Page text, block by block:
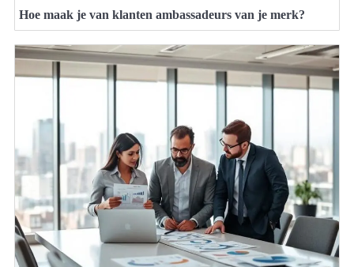
Hoe maak je van klanten ambassadeurs van je merk?